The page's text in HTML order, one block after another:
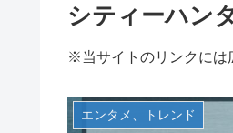
シティーハン
※当サイトのリンクには
エンタメ、トレンド